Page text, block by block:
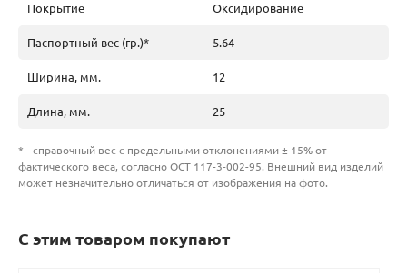
Покрытие Оксидирование
Паспортный вес (гр.)* 5.64
Ширина, мм. 12
Длина, мм. 25
* - справочный вес с предельными отклонениями ± 15% от
фактического веса, согласно ОСТ 117-3-002-95. Внешний вид изделий
может незначительно отличаться от изображения на фото.
С этим товаром покупают